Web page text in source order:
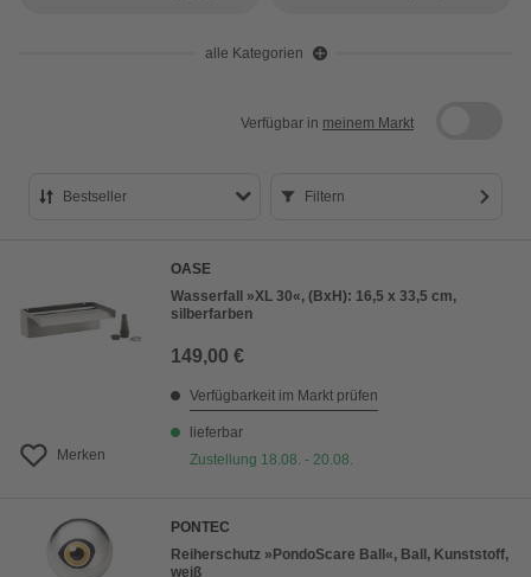
alle Kategorien
Verfügbar in meinem Markt
Bestseller
Preis aufsteigend
Preis absteigend
Filtern
Merken
OASE
Wasserfall »XL 30«, (BxH): 16,5 x 33,5 cm,
silberfarben
149,00 €
Verfügbarkeit im Markt prüfen
lieferbar
Zustellung 18.08. - 20.08.
PONTEC
Reiherschutz »PondoScare Ball«, Ball, Kunststoff,
weiß